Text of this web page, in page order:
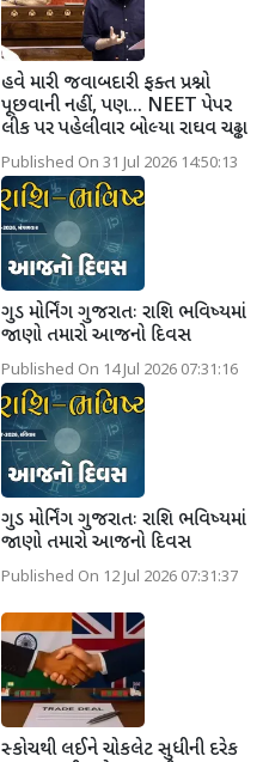
હવે મારી જવાબદારી ફક્ત પ્રશ્નો
પૂછવાની નહીં, પણ... NEET પેપર
લીક પર પહેલીવાર બોલ્યા રાઘવ ચઢ્ઢા
Published On 31 Jul 2026 14:50:13
ગુડ મોર્નિંગ ગુજરાતઃ રાશિ ભવિષ્યમાં
જાણો તમારો આજનો દિવસ
Published On 14 Jul 2026 07:31:16
ગુડ મોર્નિંગ ગુજરાતઃ રાશિ ભવિષ્યમાં
જાણો તમારો આજનો દિવસ
Published On 12 Jul 2026 07:31:37
સ્કોચથી લઈને ચોકલેટ સુધીની દરેક